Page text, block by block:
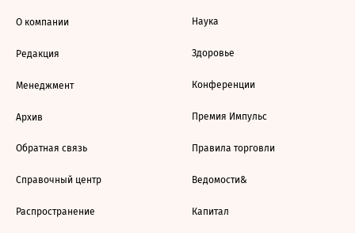
О компании
Редакция
Менеджмент
Архив
Обратная связь
Справочный центр
Распространение
Наука
Здоровье
Конференции
Премия Импульс
Правила торговли
Ведомости&
Капитал